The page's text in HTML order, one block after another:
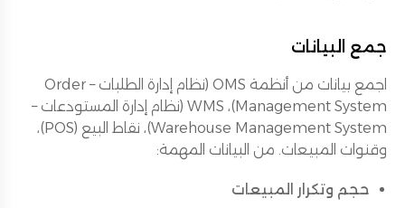
جمع البيانات
اجمع بيانات من أنظمة OMS (نظام إدارة الطلبات – Order
Management System)، WMS (نظام إدارة المستودعات –
Warehouse Management System)، نقاط البيع (POS)،
وقنوات المبيعات. من البيانات المهمة:
حجم وتكرار المبيعات